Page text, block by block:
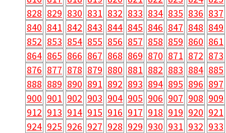
828 829 830 831 832 833 834 835 836 837
840 841 842 843 844 845 846 847 848 849
852 853 854 855 856 857 858 859 860 861
864 865 866 867 868 869 870 871 872 873
876 877 878 879 880 881 882 883 884 885
888 889 890 891 892 893 894 895 896 897
900 901 902 903 904 905 906 907 908 909
912 913 914 915 916 917 918 919 920 921
924 925 926 927 928 929 930 931 932 933